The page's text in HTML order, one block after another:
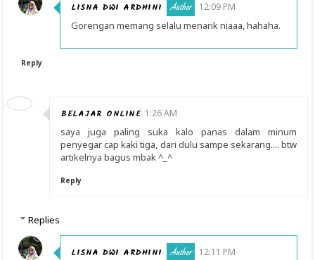
LISNA DWI ARDHINI 12:09 PM
Gorengan memang selalu menarik niaaa, hahaha.
Reply
BELAJAR ONLINE 1:26 AM
saya juga paling suka kalo panas dalam minum
penyegar cap kaki tiga, dari dulu sampe sekarang.... btw
artikelnya bagus mbak ^_^
Reply
Replies
LISNA DWI ARDHINI 12:11 PM